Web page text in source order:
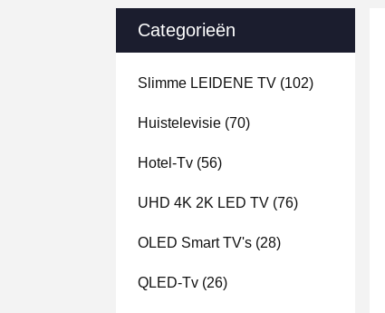
Categorieën
Slimme LEIDENE TV (102)
Huistelevisie (70)
Hotel-Tv (56)
UHD 4K 2K LED TV (76)
OLED Smart TV's (28)
QLED-Tv (26)